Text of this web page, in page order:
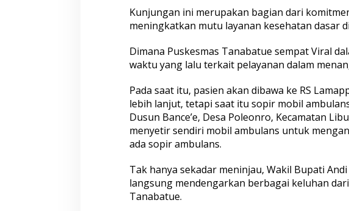
n
a
t
u
Kunjungan ini merupakan bagian dari
meningkatkan mutu layanan kesehatan dasar
Dimana Puskesmas Tanabatue sempat Viral
waktu yang lalu terkait pelayanan dalam
Pada saat itu, pasien akan dibawa ke RS
lebih lanjut, tetapi saat itu sopir mobil
Dusun Bance’e, Desa Poleonro, Kecamatan
menyetir sendiri mobil ambulans untuk
ada sopir ambulans.
Tak hanya sekadar meninjau, Wakil Bupati
langsung mendengarkan berbagai keluhan
Tanabatue.